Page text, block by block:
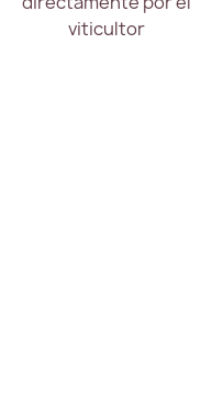
viticultor